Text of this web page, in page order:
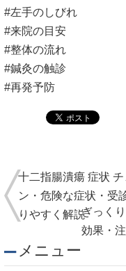
#左手のしびれ
#来院の目安
#整体の流れ
#鍼灸の触診
#再発予防
十二指腸潰瘍 症状
ン・危険な症状・受
りやすく解説ぎっく
効果・
メニュー